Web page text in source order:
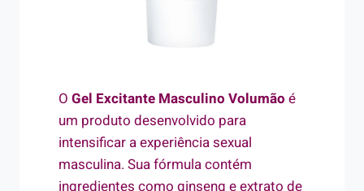
O Gel Excitante Masculino Volumão é
um produto desenvolvido para
intensificar a experiência sexual
masculina. Sua fórmula contém
ingredientes como ginseng e extrato de